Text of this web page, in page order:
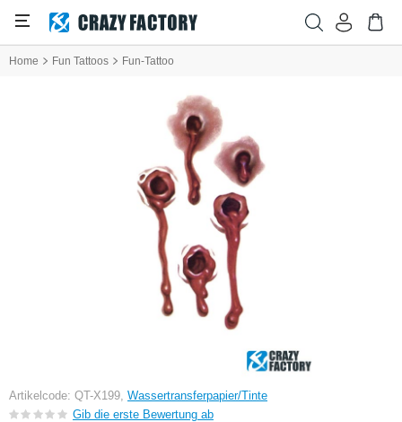
Home Fun Tattoos Fun-Tattoo
Artikelcode: QT-X199, Wassertransferpapier/Tinte
Gib die erste Bewertung ab